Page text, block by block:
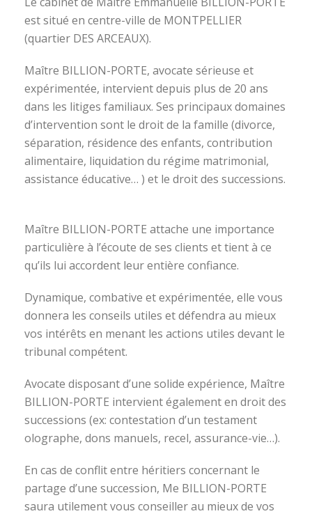
est situé en centre-ville de MONTPELLIER
(quartier DES ARCEAUX).
Maître BILLION-PORTE, avocate sérieuse et
expérimentée, intervient depuis plus de 20 ans
dans les litiges familiaux. Ses principaux domaines
d’intervention sont le droit de la famille (divorce,
séparation, résidence des enfants, contribution
alimentaire, liquidation du régime matrimonial,
assistance éducative… ) et le droit des successions.
Maître BILLION-PORTE attache une importance
particulière à l’écoute de ses clients et tient à ce
qu’ils lui accordent leur entière confiance.
Dynamique, combative et expérimentée, elle vous
donnera les conseils utiles et défendra au mieux
vos intérêts en menant les actions utiles devant le
tribunal compétent.
Avocate disposant d’une solide expérience, Maître
BILLION-PORTE intervient également en droit des
successions (ex: contestation d’un testament
olographe, dons manuels, recel, assurance-vie…).
En cas de conflit entre héritiers concernant le
partage d’une succession, Me BILLION-PORTE
saura utilement vous conseiller au mieux de vos